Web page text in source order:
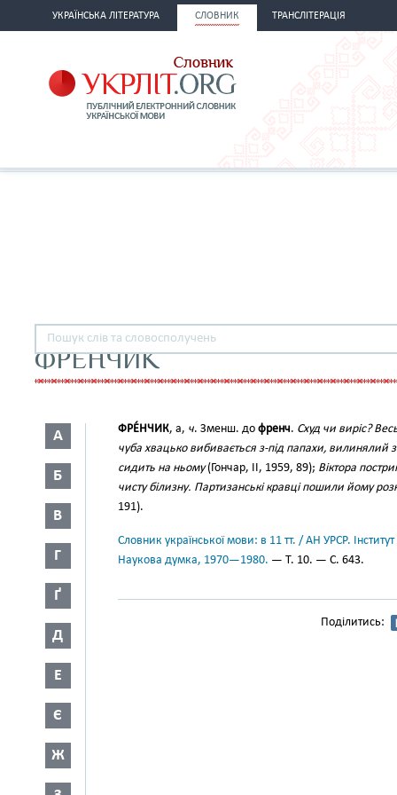
УКРАЇНСЬКА ЛІТЕРАТУРА СЛОВНИК ТРАНСЛІТЕРАЦІЯ
ФРЕНЧИК
А
Б
В
Г
Ґ
Д
Е
Є
Ж
ФРЕ́НЧИК, а, ч. Зменш. до френч. Схуд чи виріс?
чуба хвацько вибивається з-під папахи,
сидить на ньому(Гончар, II, 1959, 89); Віктора
чисту білизну. Партизанські кравці пошили йому
191).
Словник української мови: в 11 тт. / АН УРСР.
Наукова думка, 1970—1980. — Т. 10. — С. 643.
Поділитись: